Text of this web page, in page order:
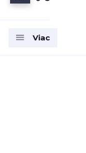
Viac